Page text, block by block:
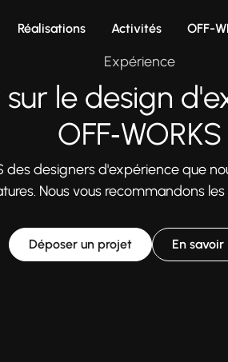
Réalisations Activités OFF-
Expérience
le design
OFF‑WORKS
des designers d'expérience que
Nous vous recommandons
Déposer un projet En savoir